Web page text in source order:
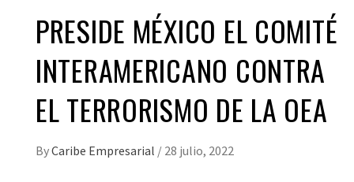
PRESIDE MÉXICO EL COMITÉ
INTERAMERICANO CONTRA
EL TERRORISMO DE LA OEA
ByCaribe Empresarial / 28 julio, 2022